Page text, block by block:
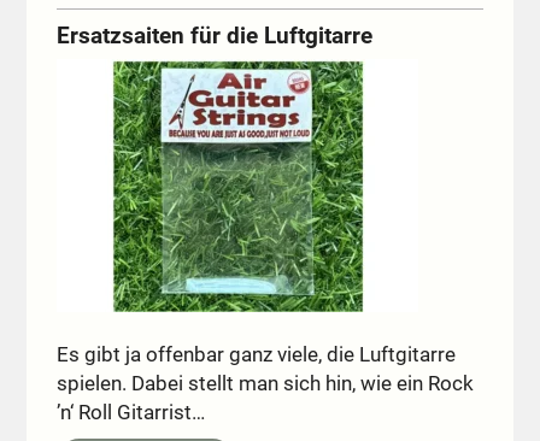
Ersatzsaiten für die Luftgitarre
Es gibt ja offenbar ganz viele, die Luftgitarre
spielen. Dabei stellt man sich hin, wie ein Rock
’n‘ Roll Gitarrist…